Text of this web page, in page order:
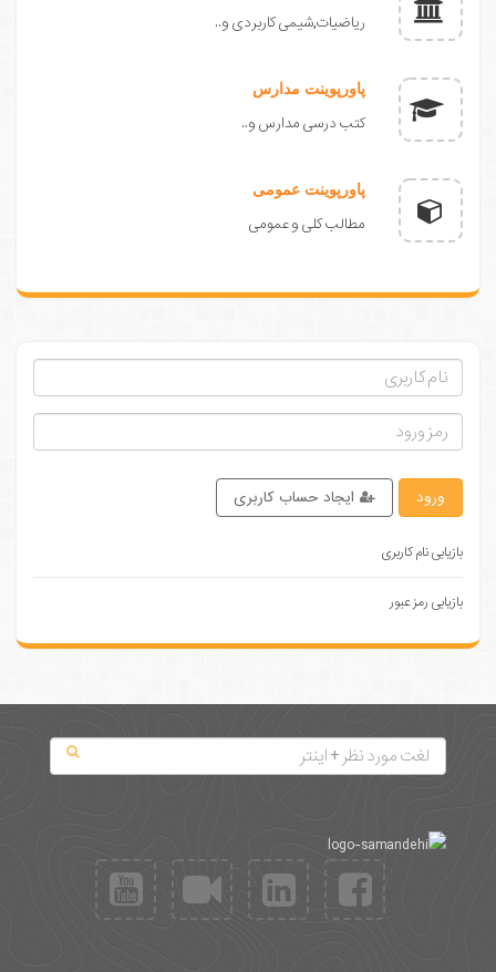
ریاضیات,شیمی کاربردی و..
پاورپوینت مدارس
کتب درسی مدارس و..
پاورپوینت عمومی
مطالب کلی و عمومی
ورود ایجاد حساب کاربری
بازیابی نام کاربری
بازیابی رمز عبور